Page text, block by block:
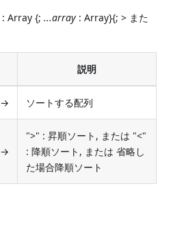
: Array {;...array : Array}{; > また
説明
→ ソートする配列
→
">" : 昇順ソート, または "<"
: 降順ソート, または 省略し
た場合降順ソート